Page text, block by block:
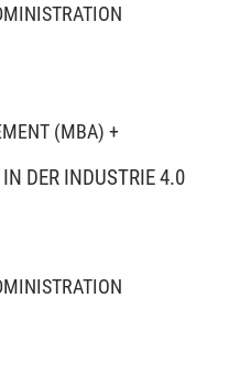
(MBA) +
DER INDUSTRIE 4.0